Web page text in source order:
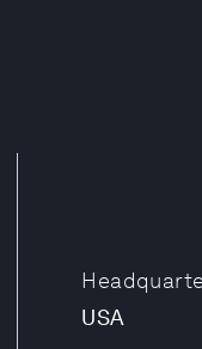
USA